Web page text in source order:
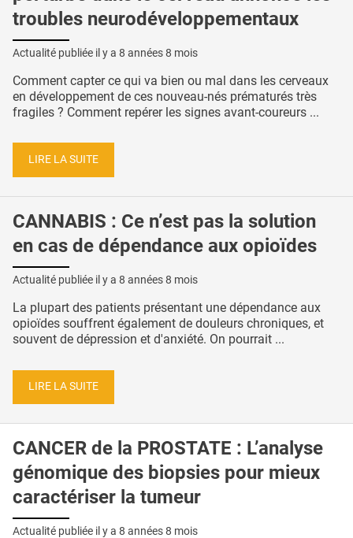
troubles neurodéveloppementaux
Actualité publiée il y a 8 années 8 mois
Comment capter ce qui va bien ou mal dans les cerveaux
en développement de ces nouveau-nés prématurés très
fragiles ? Comment repérer les signes avant-coureurs ...
LIRE LA SUITE
CANNABIS : Ce n’est pas la solution
en cas de dépendance aux opioïdes
Actualité publiée il y a 8 années 8 mois
La plupart des patients présentant une dépendance aux
opioïdes souffrent également de douleurs chroniques, et
souvent de dépression et d'anxiété. On pourrait ...
LIRE LA SUITE
CANCER de la PROSTATE : L’analyse
génomique des biopsies pour mieux
caractériser la tumeur
Actualité publiée il y a 8 années 8 mois